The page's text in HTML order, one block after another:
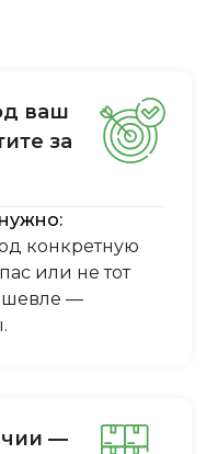
вaш
зa
конкретную
или не тот
—
—